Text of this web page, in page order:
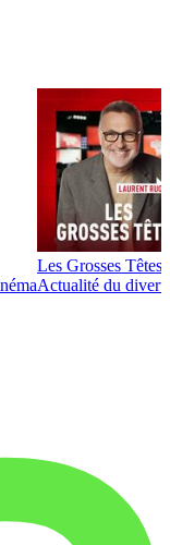
Les Grosses Têtes
Actualité du